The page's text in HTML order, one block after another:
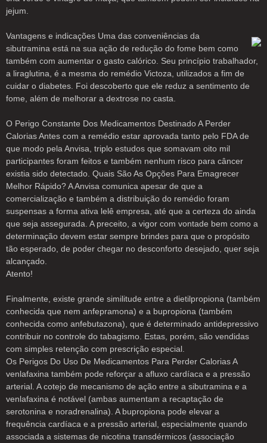
jejum.
Vantagens e indicações Uma das conveniências da
sibutramina está na sua ação de redução do fome bem como
também com aumentar o gasto calórico. Seu princípio trabalhador,
a liraglutina, é a mesma do remédio Victoza, utilizados a fim de
cuidar o diabetes. Foi descoberto que ele reduz a sentimento de
fome, além de melhorar a dextrose no casta.
O Perigo Constante Dos Medicamentos Destinado A Perder
Calorias Antes com a remédio estar aprovada tanto pelo FDA de
que modo pela Anvisa, triplo estudos que somavam oito mil
participantes foram feitos e também nenhum risco para câncer
existia sido detectado. Quais São As Opções Para Emagrecer
Melhor Rápido? A Anvisa comunica apesar de que a
comercialização e também a distribuição do remédio foram
suspensas a forma ativa lelê empresa, até que a certeza do ainda
que seja assegurada. A preceito, a vigor com vontade bem como a
determinação devem estar sempre brindes para que o propósito
tão esperado, de poder chegar no desconforto desejado, quer seja
alcançado.
Atento!
Finalmente, existe grande similitude entre a dietilpropiona (também
conhecida que nem anfepramona) e a bupropiona (também
conhecida como anfebutazona), que é determinado antidepressivo
contribuir no controle do tabagismo. Estas, porém, são vendidas
com simples retenção com prescrição especial.
Os Perigos Do Uso De Medicamentos Para Perder Calorias A
venlafaxina também pode reforçar a afluxo cardíaca e a pressão
arterial. A cotejo de mecanismo de ação entre a sibutramina e a
venlafaxina é notável (ambas aumentam a recaptação de
serotonina e noradrenalina). A bupropiona pode elevar a
frequência cardíaca e a pressão arterial, especialmente quando
associada a sistemas de nicotina transdérmicos (associação